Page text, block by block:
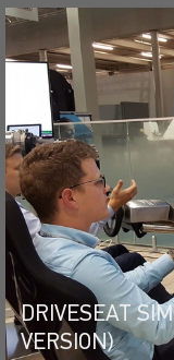
DRIVESEAT
VERSION)